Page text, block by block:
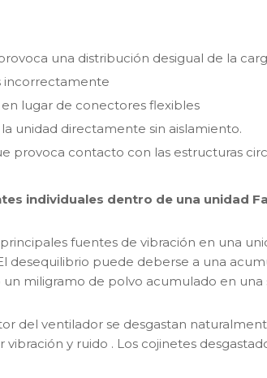
una distribución desigual de la
incorrectamente
lugar de conectores flexibles
unidad directamente sin aislamiento.
provoca contacto con las estructuras
individuales dentro de una unidad
fuentes de vibración en una
desequilibrio puede deberse a una
miligramo de polvo acumulado en una
del ventilador se desgastan
y ruido . Los cojinetes